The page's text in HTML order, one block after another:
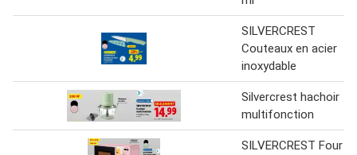
SILVERCREST
Couteaux en acier
inoxydable
Silvercrest hachoir
multifonction
SILVERCREST Four